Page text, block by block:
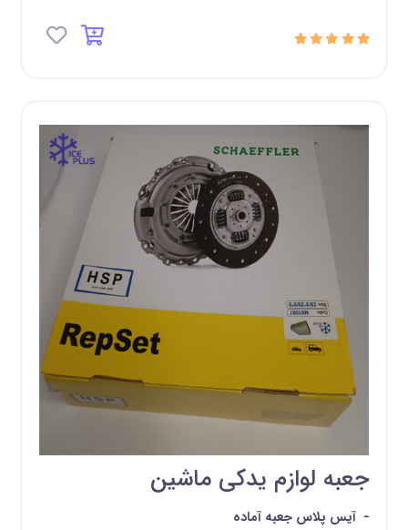
جعبه لوازم یدکی ماشین
- آیس پلاس جعبه آماده